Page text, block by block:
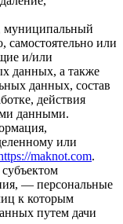
муниципальный
самостоятельно или
и/или
данных, а также
данных, состав
действия
данными.
или
maknot.com.
— персональные
к которым
путем дачи